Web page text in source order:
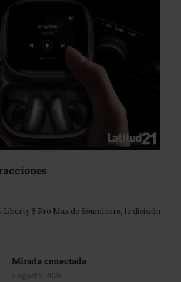
Liberty 5 Pro Max de Soundcore, la división
Mirada conectada
5 agosto, 2026